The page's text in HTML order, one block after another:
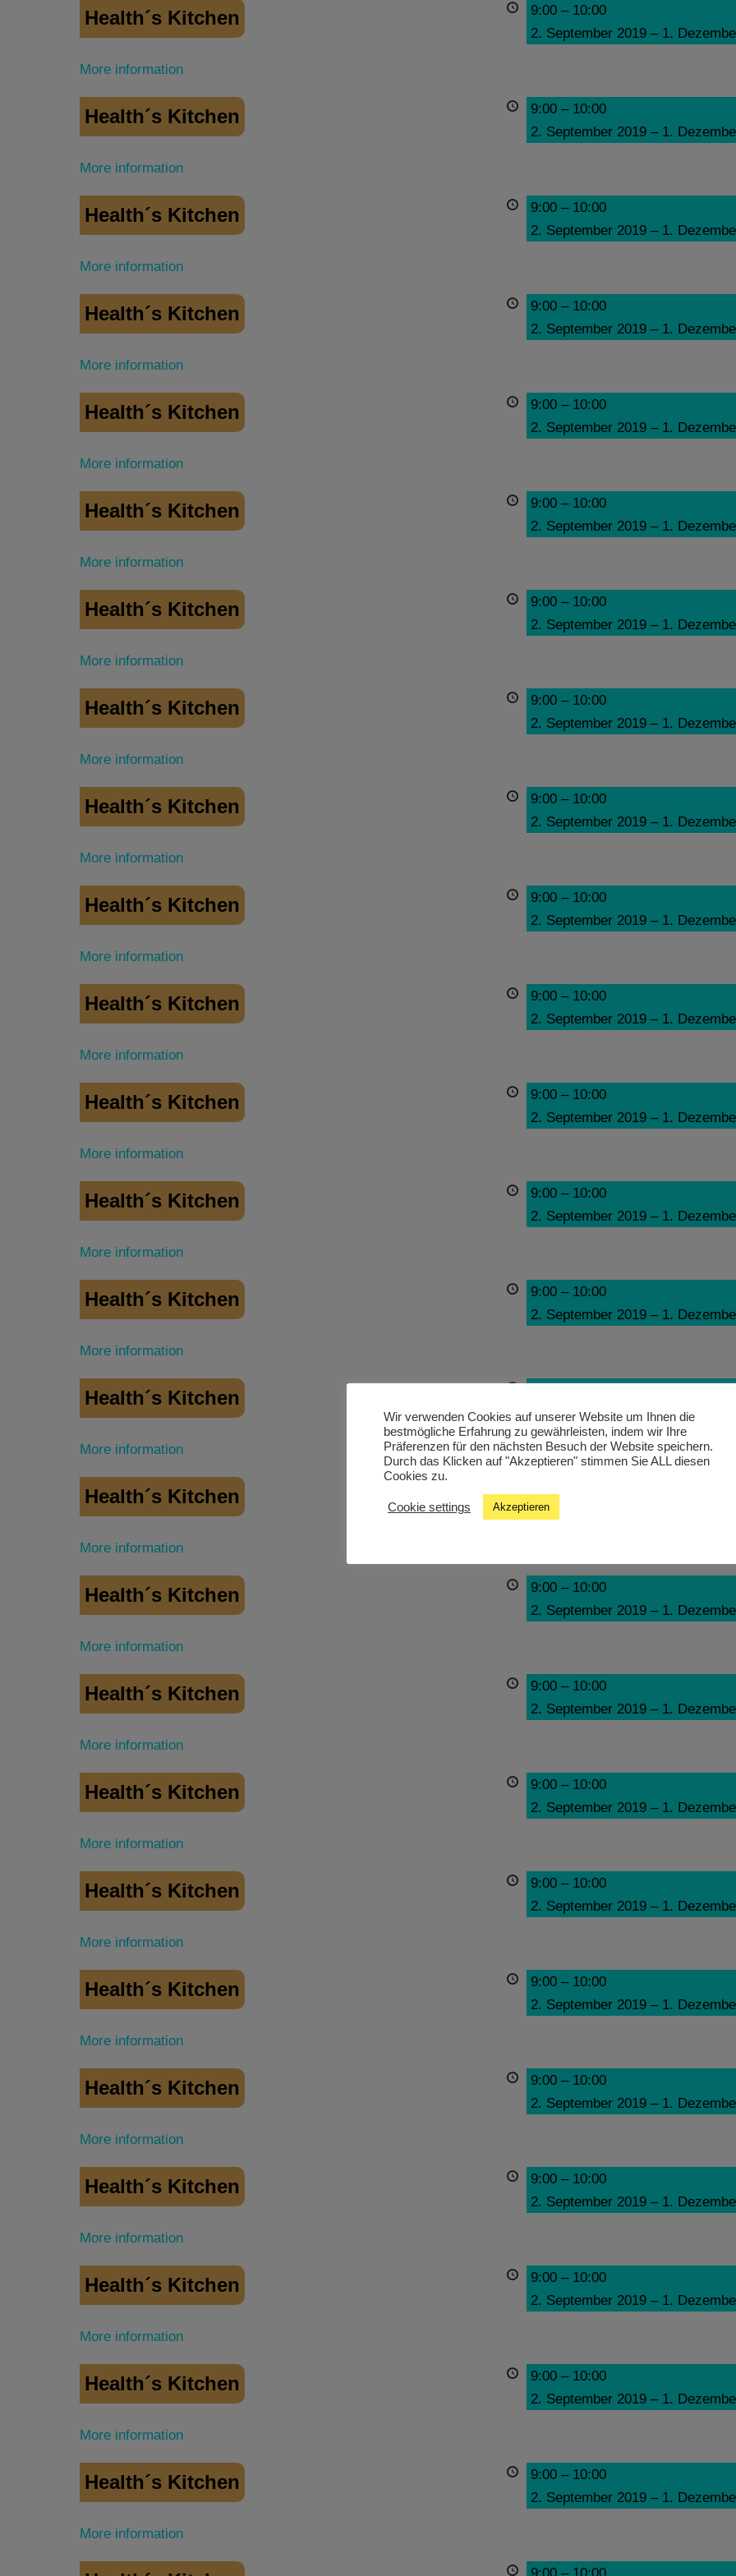
Health´s Kitchen 9:00 – 10:00
2. September 2019 – 1.
More information
Health´s Kitchen 9:00 – 10:00
2. September 2019 – 1.
More information
Health´s Kitchen 9:00 – 10:00
2. September 2019 – 1.
More information
Health´s Kitchen 9:00 – 10:00
2. September 2019 – 1.
More information
Health´s Kitchen 9:00 – 10:00
2. September 2019 – 1.
More information
Health´s Kitchen 9:00 – 10:00
2. September 2019 – 1.
More information
Health´s Kitchen 9:00 – 10:00
2. September 2019 – 1.
More information
Health´s Kitchen 9:00 – 10:00
2. September 2019 – 1.
More information
Health´s Kitchen 9:00 – 10:00
2. September 2019 – 1.
More information
Health´s Kitchen 9:00 – 10:00
2. September 2019 – 1.
More information
Health´s Kitchen 9:00 – 10:00
2. September 2019 – 1.
More information
Health´s Kitchen 9:00 – 10:00
2. September 2019 – 1.
More information
Health´s Kitchen 9:00 – 10:00
2. September 2019 – 1.
More information
Health´s Kitchen 9:00 – 10:00
2. September 2019 – 1.
More information
Health´s Kitchen
2. September 2019 –1.
More information
Health´s Kitchen
2. September 2019
1.
More information
Health´s Kitchen 9:00 – 10:00
2. September 2019 – 1.
More information
Health´s Kitchen 9:00 – 10:00
2. September 2019 – 1.
More information
Health´s Kitchen 9:00 – 10:00
2. September 2019 – 1.
More information
Health´s Kitchen 9:00 – 10:00
2. September 2019 – 1.
More information
Health´s Kitchen 9:00 – 10:00
2. September 2019 – 1.
More information
Health´s Kitchen 9:00 – 10:00
2. September 2019 – 1.
More information
Health´s Kitchen 9:00 – 10:00
2. September 2019 – 1.
More information
Health´s Kitchen 9:00 – 10:00
2. September 2019 – 1.
More information
Health´s Kitchen 9:00 – 10:00
2. September 2019 – 1.
More information
Health´s Kitchen 9:00 – 10:00
2. September 2019 – 1.
More information
Wir verwenden Cookies auf unserer Website um Ihnen die
bestmögliche Erfahrung zu gewährleisten, indem wir Ihre
Präferenzen für den nächsten Besuch der Website speichern.
Durch das Klicken auf "Akzeptieren" stimmen Sie ALL diesen
Cookies zu.
Cookie settings Akzeptieren